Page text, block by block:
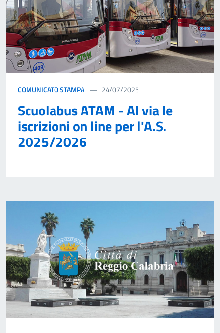
COMUNICATO STAMPA 24/07/2025
Scuolabus ATAM - Al via le
iscrizioni on line per l'A.S.
2025/2026